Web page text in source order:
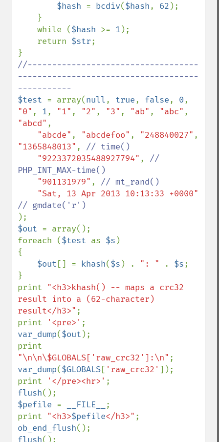
$hash = bcdiv($hash, 62 );
    while (
$hash >= 1 );
    return
$str;
//-----------------------------------
-------------------------------------
$test = array(null, true, false, 0
"0" , 1, "1" , "2" , "3" , "ab" , "abc"
"abcd" ,
"abcde" , "abcdefoo" , "248840027"
"1365848013" , // time()
"9223372035488927794" , //
PHP_INT_MAX-time()
"901131979" , // mt_rand()
$out = array();
foreach ($test as $s )
{
$out [] = khash($s ) . ": " . $s;
}
print "<h3>khash() -- maps a crc32
result into a (62-character)
result</h3>" ;
print
'<pre>'
var_dump($out );
"\n\n\$GLOBALS['raw_crc32']:\n"
var_dump($GLOBALS[ 'raw_crc32' ]);
print
'</pre><hr>'
flush
$pefile = __FILE__
;
print "<h3>$pefile</h3>"
ob_end_flush
flush